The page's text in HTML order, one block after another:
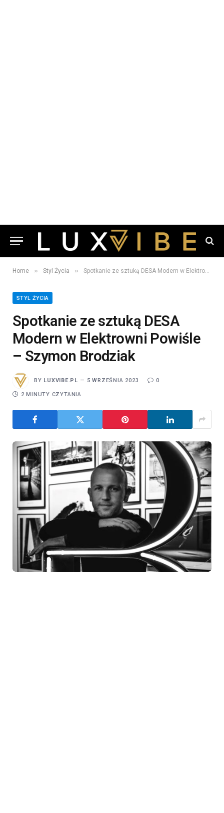
Home » Styl Życia » Spotkanie ze sztuką DESA Modern w Elektrowni Powiśle – Szymon Brodziak
STYL ŻYCIA
Spotkanie ze sztuką DESA
Modern w Elektrowni Powiśle
– Szymon Brodziak
BY LUXVIBE.PL 5 WRZEŚNIA 2023 0
2 MINUTY CZYTANIA